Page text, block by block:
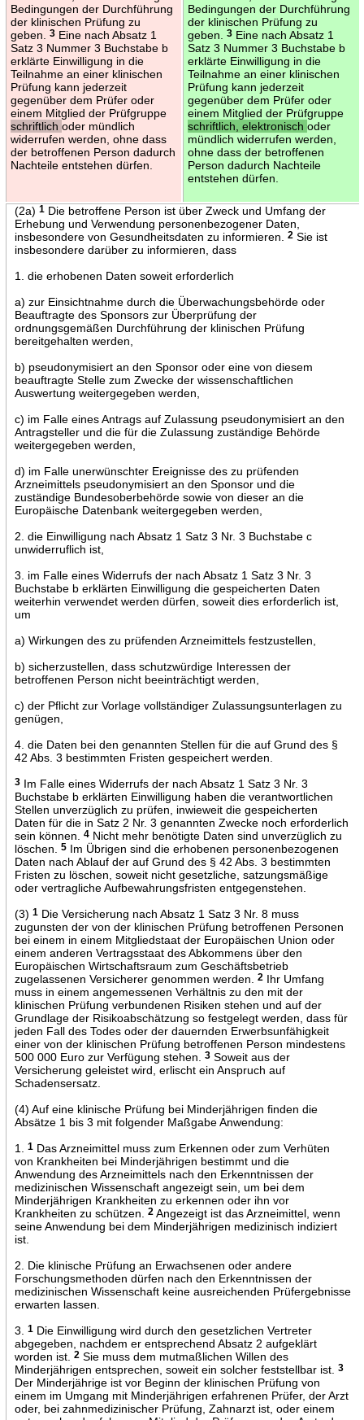
Bedingungen der Durchführung
der klinischen Prüfung zu
geben.
3Eine nach Absatz 1
Satz 3 Nummer 3 Buchstabe b
erklärte Einwilligung in die
Teilnahme an einer klinischen
Prüfung kann jederzeit
gegenüber dem Prüfer oder
einem Mitglied der Prüfgruppe
schriftlich oder mündlich
widerrufen werden, ohne dass
der betroffenen Person dadurch
Nachteile entstehen dürfen.
Bedingungen der Durchführung
der klinischen Prüfung zu
geben.
3Eine nach Absatz 1
Satz 3 Nummer 3 Buchstabe b
erklärte Einwilligung in die
Teilnahme an einer klinischen
Prüfung kann jederzeit
gegenüber dem Prüfer oder
einem Mitglied der Prüfgruppe
schriftlich, elektronisch oder
mündlich widerrufen werden,
ohne dass der betroffenen
Person dadurch Nachteile
entstehen dürfen.
(2a) 1Die betroffene Person ist über Zweck und Umfang der
Erhebung und Verwendung personenbezogener Daten,
insbesondere von Gesundheitsdaten zu informieren.
2Sie ist
insbesondere darüber zu informieren, dass
1. die erhobenen Daten soweit erforderlich
a) zur Einsichtnahme durch die Überwachungsbehörde oder
Beauftragte des Sponsors zur Überprüfung der
ordnungsgemäßen Durchführung der klinischen Prüfung
bereitgehalten werden,
b) pseudonymisiert an den Sponsor oder eine von diesem
beauftragte Stelle zum Zwecke der wissenschaftlichen
Auswertung weitergegeben werden,
c) im Falle eines Antrags auf Zulassung pseudonymisiert an den
Antragsteller und die für die Zulassung zuständige Behörde
weitergegeben werden,
d) im Falle unerwünschter Ereignisse des zu prüfenden
Arzneimittels pseudonymisiert an den Sponsor und die
zuständige Bundesoberbehörde sowie von dieser an die
Europäische Datenbank weitergegeben werden,
2. die Einwilligung nach Absatz 1 Satz 3 Nr. 3 Buchstabe c
unwiderruflich ist,
3. im Falle eines Widerrufs der nach Absatz 1 Satz 3 Nr. 3
Buchstabe b erklärten Einwilligung die gespeicherten Daten
weiterhin verwendet werden dürfen, soweit dies erforderlich ist,
um
a) Wirkungen des zu prüfenden Arzneimittels festzustellen,
b) sicherzustellen, dass schutzwürdige Interessen der
betroffenen Person nicht beeinträchtigt werden,
c) der Pflicht zur Vorlage vollständiger Zulassungsunterlagen zu
genügen,
4. die Daten bei den genannten Stellen für die auf Grund des §
42 Abs. 3 bestimmten Fristen gespeichert werden.
3Im Falle eines Widerrufs der nach Absatz 1 Satz 3 Nr. 3
Buchstabe b erklärten Einwilligung haben die verantwortlichen
Stellen unverzüglich zu prüfen, inwieweit die gespeicherten
Daten für die in Satz 2 Nr. 3 genannten Zwecke noch erforderlich
sein können.
4Nicht mehr benötigte Daten sind unverzüglich zu
löschen.
5Im Übrigen sind die erhobenen personenbezogenen
Daten nach Ablauf der auf Grund des § 42 Abs. 3 bestimmten
Fristen zu löschen, soweit nicht gesetzliche, satzungsmäßige
oder vertragliche Aufbewahrungsfristen entgegenstehen.
(3) 1Die Versicherung nach Absatz 1 Satz 3 Nr. 8 muss
zugunsten der von der klinischen Prüfung betroffenen Personen
bei einem in einem Mitgliedstaat der Europäischen Union oder
einem anderen Vertragsstaat des Abkommens über den
Europäischen Wirtschaftsraum zum Geschäftsbetrieb
zugelassenen Versicherer genommen werden.
2Ihr Umfang
muss in einem angemessenen Verhältnis zu den mit der
klinischen Prüfung verbundenen Risiken stehen und auf der
Grundlage der Risikoabschätzung so festgelegt werden, dass für
jeden Fall des Todes oder der dauernden Erwerbsunfähigkeit
einer von der klinischen Prüfung betroffenen Person mindestens
500 000 Euro zur Verfügung stehen.
3Soweit aus der
Versicherung geleistet wird, erlischt ein Anspruch auf
Schadensersatz.
(4) Auf eine klinische Prüfung bei Minderjährigen finden die
Absätze 1 bis 3 mit folgender Maßgabe Anwendung:
1.
1Das Arzneimittel muss zum Erkennen oder zum Verhüten
von Krankheiten bei Minderjährigen bestimmt und die
Anwendung des Arzneimittels nach den Erkenntnissen der
medizinischen Wissenschaft angezeigt sein, um bei dem
Minderjährigen Krankheiten zu erkennen oder ihn vor
Krankheiten zu schützen.
2Angezeigt ist das Arzneimittel, wenn
seine Anwendung bei dem Minderjährigen medizinisch indiziert
ist.
2. Die klinische Prüfung an Erwachsenen oder andere
Forschungsmethoden dürfen nach den Erkenntnissen der
medizinischen Wissenschaft keine ausreichenden Prüfergebnisse
erwarten lassen.
3.
1Die Einwilligung wird durch den gesetzlichen Vertreter
abgegeben, nachdem er entsprechend Absatz 2 aufgeklärt
worden ist.
2Sie muss dem mutmaßlichen Willen des
Minderjährigen entsprechen, soweit ein solcher feststellbar ist.
3
Der Minderjährige ist vor Beginn der klinischen Prüfung von
einem im Umgang mit Minderjährigen erfahrenen Prüfer, der Arzt
oder, bei zahnmedizinischer Prüfung, Zahnarzt ist, oder einem